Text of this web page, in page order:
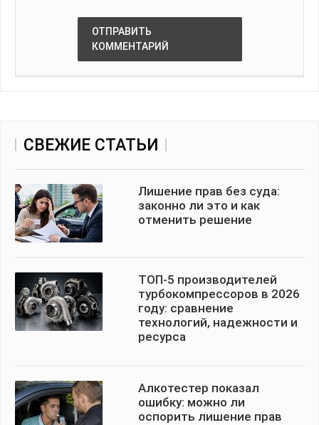
ОТПРАВИТЬ
КОММЕНТАРИЙ
СВЕЖИЕ СТАТЬИ
Лишение прав без суда:
законно ли это и как
отменить решение
ТОП-5 производителей
турбокомпрессоров в 2026
году: сравнение
технологий, надежности и
ресурса
Алкотестер показал
ошибку: можно ли
оспорить лишение прав